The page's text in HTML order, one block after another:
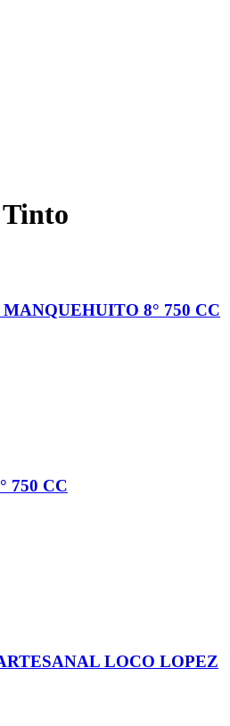
8° 750 CC
750 CC
LOCO LOPEZ